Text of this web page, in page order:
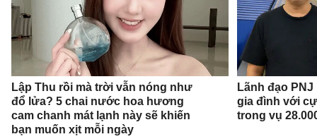
Lập Thu rồi mà trời vẫn nóng như
đổ lửa? 5 chai nước hoa hương
cam chanh mát lạnh này sẽ khiến
bạn muốn xịt mỗi ngày
Lãnh đạo
gia đình với
trong vụ